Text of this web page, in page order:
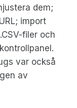
dem;
import
filer och
var också
av